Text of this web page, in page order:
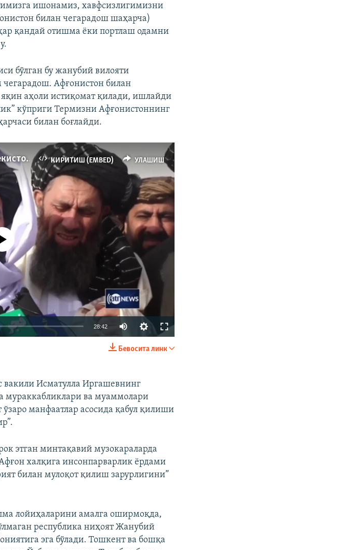
ишонамиз, хавфсизлигимизни
билан чегарадош шаҳарча)
қандай отишма ёки портлаш одамни
бўлган бу жанубий вилояти
Афғонистон билан
аҳоли истиқомат қилади, ишлайди
кўприги Термизни Афғонистоннинг
билан боғлайди.
КИРИТИШ (EMBED) УЛАШИШ
Толибоннинг "ҳалокатли канали". Ўзбекистон нега жим?
360p 480p
манба мавжуд эмас
28:42
720p
1080p
Бевосита линк
вакили Исматулла Иргашевнинг
мураккабликлари ва муаммолари
манфаатлар асосида қабул қилиши
этган минтақавий музокараларда
халқига инсонпарварлик ёрдами
билан мулоқот қилиш зарурлигини”
лойиҳаларини амалга оширмоқда,
республика ниҳоят Жанубий
эга бўлади. Тошкент ва бошқа